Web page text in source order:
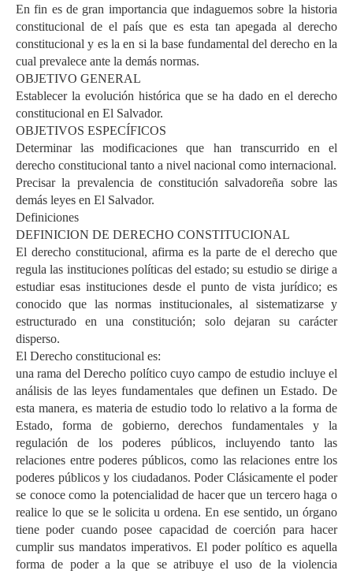
En fin es de gran importancia que indaguemos sobre la historia
constitucional de el país que es esta tan apegada al derecho
constitucional y es la en si la base fundamental del derecho en la
cual prevalece ante la demás normas.
OBJETIVO GENERAL
Establecer la evolución histórica que se ha dado en el derecho
constitucional en El Salvador.
OBJETIVOS ESPECÍFICOS
Determinar las modificaciones que han transcurrido en el
derecho constitucional tanto a nivel nacional como internacional.
Precisar la prevalencia de constitución salvadoreña sobre las
demás leyes en El Salvador.
Definiciones
DEFINICION DE DERECHO CONSTITUCIONAL
El derecho constitucional, afirma es la parte de el derecho que
regula las instituciones políticas del estado; su estudio se dirige a
estudiar esas instituciones desde el punto de vista jurídico; es
conocido que las normas institucionales, al sistematizarse y
estructurado en una constitución; solo dejaran su carácter
disperso.
El Derecho constitucional es:
una rama del Derecho político cuyo campo de estudio incluye el
análisis de las leyes fundamentales que definen un Estado. De
esta manera, es materia de estudio todo lo relativo a la forma de
Estado, forma de gobierno, derechos fundamentales y la
regulación de los poderes públicos, incluyendo tanto las
relaciones entre poderes públicos, como las relaciones entre los
poderes públicos y los ciudadanos. Poder Clásicamente el poder
se conoce como la potencialidad de hacer que un tercero haga o
realice lo que se le solicita u ordena. En ese sentido, un órgano
tiene poder cuando posee capacidad de coerción para hacer
cumplir sus mandatos imperativos. El poder político es aquella
forma de poder a la que se atribuye el uso de la violencia